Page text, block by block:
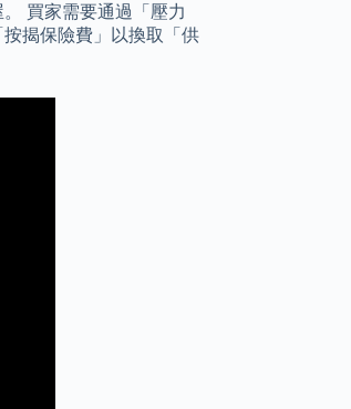
買家需要通過「壓力
揭保險費」以換取「供